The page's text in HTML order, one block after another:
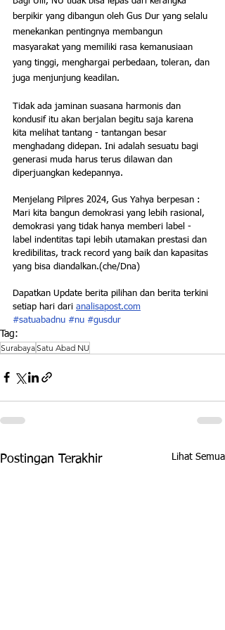
berpikir yang dibangun oleh Gus Dur yang selalu
menekankan pentingnya membangun
masyarakat yang memiliki rasa kemanusiaan
yang tinggi, menghargai perbedaan, toleran, dan
juga menjunjung keadilan.
Tidak ada jaminan suasana harmonis dan
kondusif itu akan berjalan begitu saja karena
kita melihat tantang - tantangan besar
menghadang didepan. Ini adalah sesuatu bagi
generasi muda harus terus dilawan dan
diperjuangkan kedepannya.
Menjelang Pilpres 2024, Gus Yahya berpesan :
Mari kita bangun demokrasi yang lebih rasional,
demokrasi yang tidak hanya memberi label -
label indentitas tapi lebih utamakan prestasi dan
kredibilitas, track record yang baik dan kapasitas
yang bisa diandalkan.(che/Dna)
Dapatkan Update berita pilihan dan berita terkini
setiap hari dari analisapost.com
#satuabadnu #nu #gusdur
Tag:
SurabayaSatu Abad NU
Postingan Terakhir Lihat Semua